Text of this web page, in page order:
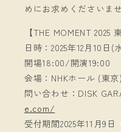
めにお求めくださいま
【THE MOMENT 2025
日時：2025年12月10日(
開場18:00/開演19:00
会場：NHKホール (東京)
問い合わせ：DISK
e.com/
受付期間2025年11月9日